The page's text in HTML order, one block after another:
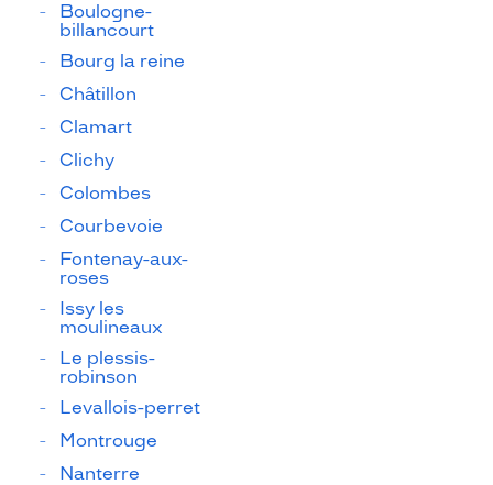
Boulogne-
billancourt
Bourg la reine
Châtillon
Clamart
Clichy
Colombes
Courbevoie
Fontenay-aux-
roses
Issy les
moulineaux
Le plessis-
robinson
Levallois-perret
Montrouge
Nanterre